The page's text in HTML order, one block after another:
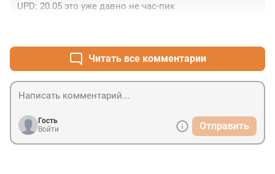
UPD: 20.05 это уже давно не час-пик
Читать все комментарии
Гость
Войти
Отправить